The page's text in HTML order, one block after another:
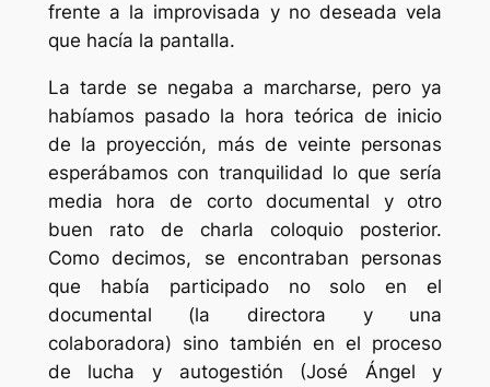
frente a la improvisada y no deseada vela
que hacía la pantalla.
La tarde se negaba a marcharse, pero ya
habíamos pasado la hora teórica de inicio
de la proyección, más de veinte personas
esperábamos con tranquilidad lo que sería
media hora de corto documental y otro
buen rato de charla coloquio posterior.
Como decimos, se encontraban personas
que había participado no solo en el
documental (la directora y una
colaboradora) sino también en el proceso
de lucha y autogestión (José Ángel y